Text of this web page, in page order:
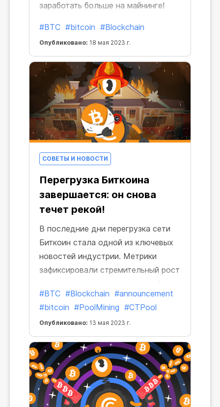
заработать больше на майнинге!
очередной халвинг Биткойна, в
результате которого
вознаграждение за майнинг
уменьшится вдвое. Но сегодня у
вас есть прекрасная возможность
получить выгоду, и вот почему:
#BTC #bitcoin #Blockchain
Опубликовано: 18 мая 2023 г.
СОВЕТЫ И НОВОСТИ
Перегрузка Биткоина
завершается: он снова
течет рекой!
В последние дни перегрузка сети
Биткоин стала одной из ключевых
новостей индустрии. Метрики
зафиксировали стремительный рост
комиссий в сети Биткоин. Из-за
этого стоимость транзакций
возросла и они стали занимать
намного больше времени, чем
обычно.
#BTC #Blockchain #announcement
#bitcoin #PoolMining #CTPool
Опубликовано: 13 мая 2023 г.